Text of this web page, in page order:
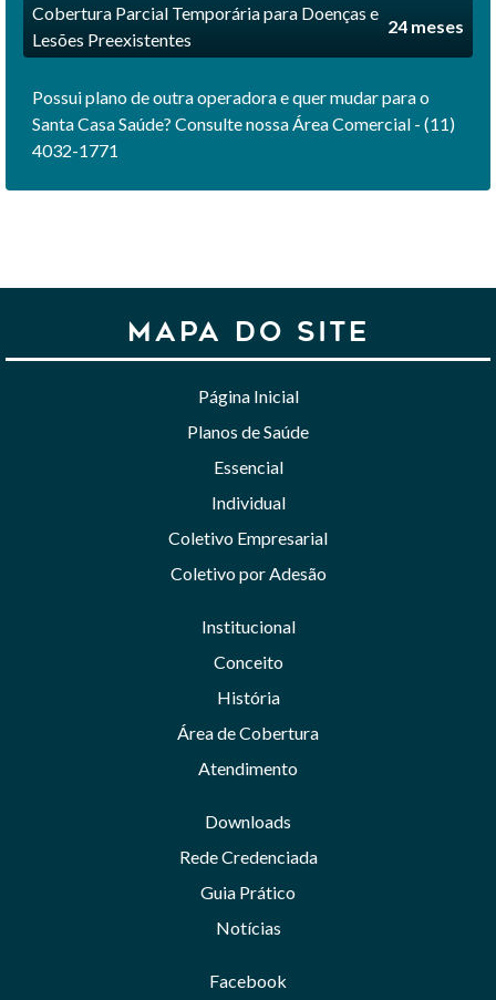
Cobertura Parcial Temporária para Doenças e
Lesões Preexistentes
24 meses
Possui plano de outra operadora e quer mudar para o
Santa Casa Saúde? Consulte nossa Área Comercial - (11)
4032-1771
MAPA DO SITE
Página Inicial
Planos de Saúde
Essencial
Individual
Coletivo Empresarial
Coletivo por Adesão
Institucional
Conceito
História
Área de Cobertura
Atendimento
Downloads
Rede Credenciada
Guia Prático
Notícias
Facebook